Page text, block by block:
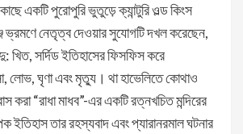
একটি পুরোপুরি ভুতুড়ে ক্যান্টুরি ওল্ড কিংস
ভ্রমণে নেতৃত্ব দেওয়ার সুযোগটি দখল করেছেন,
খিত, সর্দিড ইতিহাসের ফিসফিস করে
লোভ, ঘৃণা এবং মৃত্যু। থা হাভেলিতে কোথাও
করা “রাধা মাধব”-এর একটি রত্নখচিত মন্দিরের
তার রহস্যবাদ এবং প্যারানরমাল ঘটনার